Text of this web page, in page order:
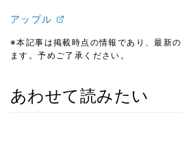
アップル
※本記事は掲載時点の情報であり、最新
ます。予めご了承ください。
あわせて読みたい